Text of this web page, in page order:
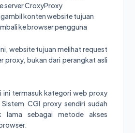
server CroxyProxy
konten website tujuan
ke browser pengguna
website tujuan melihat request
proxy, bukan dari perangkat asli
ini termasuk kategori web proxy
CGI proxy sendiri sudah
lama sebagai metode akses